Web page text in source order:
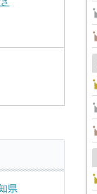
県